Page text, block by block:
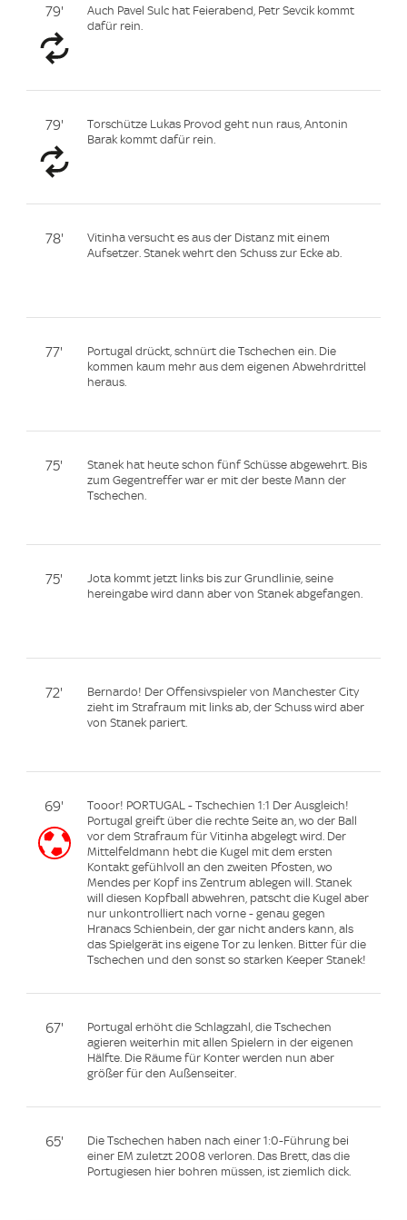
79'
Auch Pavel Sulc hat Feierabend, Petr Sevcik kommt
dafür rein.
79'
Torschütze Lukas Provod geht nun raus, Antonin
Barak kommt dafür rein.
78'
Vitinha versucht es aus der Distanz mit einem
Aufsetzer. Stanek wehrt den Schuss zur Ecke ab.
77'
Portugal drückt, schnürt die Tschechen ein. Die
kommen kaum mehr aus dem eigenen Abwehrdrittel
heraus.
75'
Stanek hat heute schon fünf Schüsse abgewehrt. Bis
zum Gegentreffer war er mit der beste Mann der
Tschechen.
75'
Jota kommt jetzt links bis zur Grundlinie, seine
hereingabe wird dann aber von Stanek abgefangen.
72'
Bernardo! Der Offensivspieler von Manchester City
zieht im Strafraum mit links ab, der Schuss wird aber
von Stanek pariert.
69'
Tooor! PORTUGAL - Tschechien 1:1 Der Ausgleich!
Portugal greift über die rechte Seite an, wo der Ball
vor dem Strafraum für Vitinha abgelegt wird. Der
Mittelfeldmann hebt die Kugel mit dem ersten
Kontakt gefühlvoll an den zweiten Pfosten, wo
Mendes per Kopf ins Zentrum ablegen will. Stanek
will diesen Kopfball abwehren, patscht die Kugel aber
nur unkontrolliert nach vorne - genau gegen
Hranacs Schienbein, der gar nicht anders kann, als
das Spielgerät ins eigene Tor zu lenken. Bitter für die
Tschechen und den sonst so starken Keeper Stanek!
67'
Portugal erhöht die Schlagzahl, die Tschechen
agieren weiterhin mit allen Spielern in der eigenen
Hälfte. Die Räume für Konter werden nun aber
größer für den Außenseiter.
65'
Die Tschechen haben nach einer 1:0-Führung bei
einer EM zuletzt 2008 verloren. Das Brett, das die
Portugiesen hier bohren müssen, ist ziemlich dick.